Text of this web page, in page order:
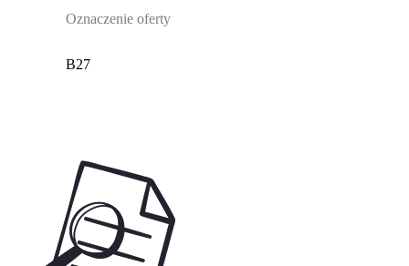
Oznaczenie oferty
B27